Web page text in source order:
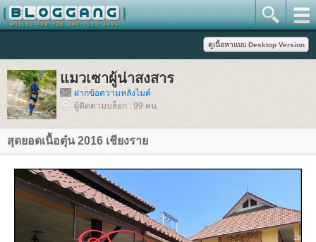
มวเซาผู้น่าสงสาร
ฝากข้อความหลังไมค์
ผู้ติดตามบล็อก : 99 คน
สุดยอดเนื้อตุ๋น 2016 เชียงรา